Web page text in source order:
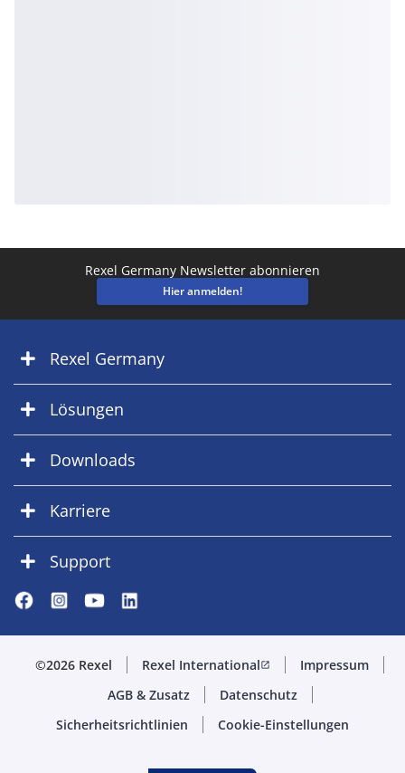
Rexel Germany Newsletter abonnieren
Hier anmelden!
Rexel Germany
Lösungen
Downloads
Karriere
Support
©2026 Rexel Rexel Internationalopen_in_new
Impressum
AGB & Zusatz
Datenschutz
Sicherheitsrichtlinien
Cookie-Einstellungen